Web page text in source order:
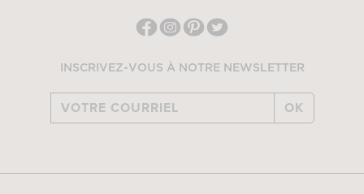
INSCRIVEZ-VOUS À NOTRE NEWSLETTER
OK